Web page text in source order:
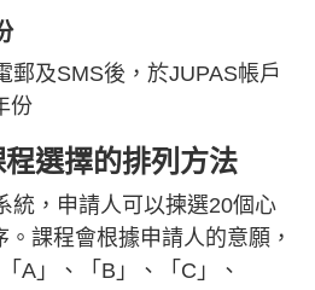
郵及SMS後，於JUPAS帳戶
份
選擇的排列方法
統，申請人可以揀選20個心
課程會根據申請人的意願，
A」、「B」、「C」、